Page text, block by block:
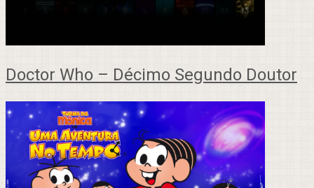
Doctor Who – Décimo Segundo Doutor